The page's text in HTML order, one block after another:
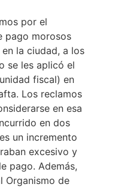
por el
pago morosos
la ciudad, a los
se les aplicó el
fiscal) en
Los reclamos
en esa
en dos
un incremento
excesivo y
pago. Además,
Organismo de